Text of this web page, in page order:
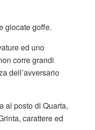
giocate goffe.
ed uno
corre grandi
dell’avversario
al posto di Quarta,
carattere ed